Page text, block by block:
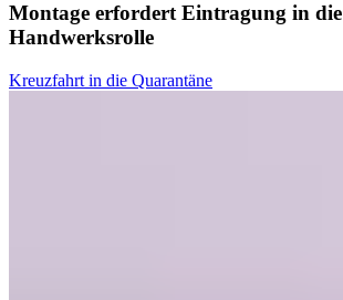
Montage erfordert Eintragung in die
Handwerksrolle
Kreuzfahrt in die Quarantäne